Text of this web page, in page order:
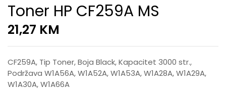
Toner HP CF259A MS
21,27 KM
CF259A, Tip Toner, Boja Black, Kapacitet 3000 str.,
Podržava W1A56A, W1A52A, W1A53A, W1A28A, W1A29A,
W1A30A, W1A66A